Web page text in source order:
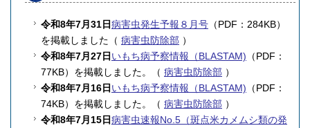
令和8年7月31日病害虫発生予報８月号 （PDF：284KB）
を掲載しました（ 病害虫防除部 ）
令和8年7月27日いもち病予察情報（BLASTAM) （PDF：
77KB）を掲載しました。（ 病害虫防除部 ）
令和8年7月16日いもち病予察情報（BLASTAM) （PDF：
74KB）を掲載しました。（ 病害虫防除部 ）
令和8年7月15日病害虫速報No.5（斑点米カメムシ類の発